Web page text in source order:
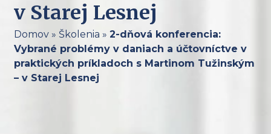
v Starej Lesnej
Domov» Školenia » 2-dňová konferencia:
Vybrané problémy v daniach a účtovníctve v
praktických príkladoch s Martinom Tužinským
– v Starej Lesnej